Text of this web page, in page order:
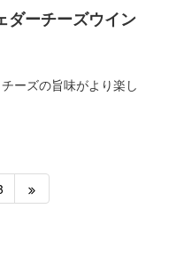
ダーチーズウイン
ーズの旨味がより楽し